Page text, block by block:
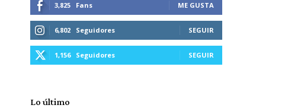
3,825 Fans ME GUSTA
6,802 Seguidores SEGUIR
1,156 Seguidores SEGUIR
Lo último